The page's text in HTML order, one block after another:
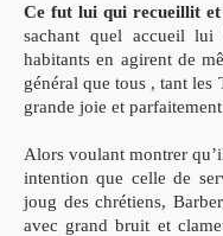
Ce fut lui qui recueillit et
sachant quel accueil
habitants en agirent de
général que tous , tant les
grande joie et
Alors voulant montrer
intention que celle de
joug des chrétiens,
avec grand bruit et